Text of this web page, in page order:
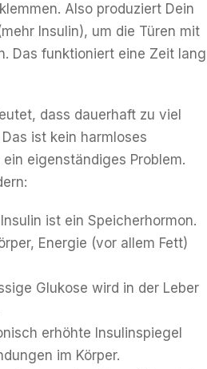
Also produziert Dein
Insulin), um die Türen mit
Das funktioniert eine Zeit lang
dass dauerhaft zu viel
ist kein harmloses
eigenständiges Problem.
ist ein Speicherhormon.
Energie (vor allem Fett)
Glukose wird in der Leber
erhöhte Insulinspiegel
im Körper.